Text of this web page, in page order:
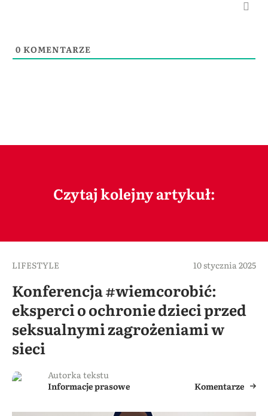
0 KOMENTARZE
Czytaj kolejny artykuł:
LIFESTYLE 10 stycznia 2025
Konferencja #wiemcorobić:
eksperci o ochronie dzieci przed
seksualnymi zagrożeniami w
sieci
Autorka tekstu
Informacje prasowe
Komentarze